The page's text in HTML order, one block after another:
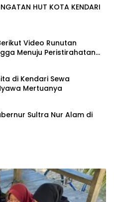
HUT KOTA KENDARI
Video Runutan
Menuju Peristirahatan
di Kendari Sewa
Mertuanya
Sultra Nur Alam di